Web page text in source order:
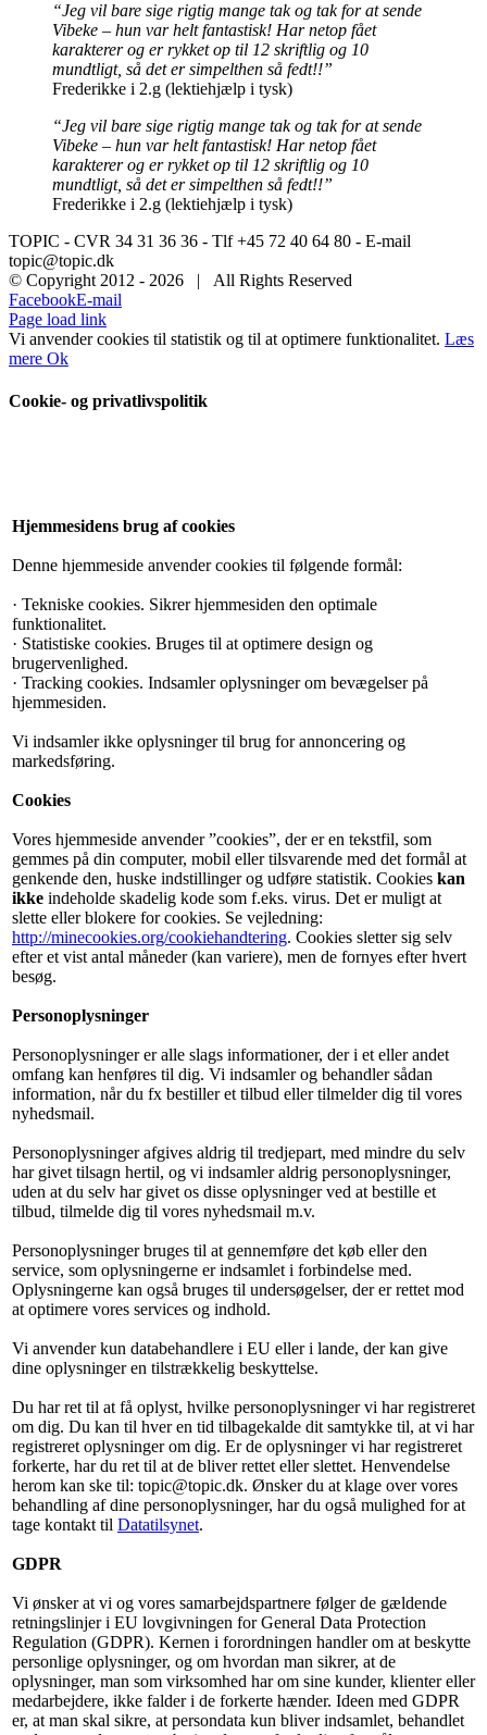
“Jeg vil bare sige rigtig mange tak og tak for at sende
Vibeke – hun var helt fantastisk! Har netop fået
karakterer og er rykket op til 12 skriftlig og 10
mundtligt, så det er simpelthen så fedt!!”
Frederikke i 2.g (lektiehjælp i tysk)
“Jeg vil bare sige rigtig mange tak og tak for at sende
Vibeke – hun var helt fantastisk! Har netop fået
karakterer og er rykket op til 12 skriftlig og 10
mundtligt, så det er simpelthen så fedt!!”
Frederikke i 2.g (lektiehjælp i tysk)
TOPIC - CVR 34 31 36 36 - Tlf +45 72 40 64 80 - E-mail
topic@topic.dk
© Copyright 2012 - 2026 | All Rights Reserved
FacebookE-mail
Page load link
Vi anvender cookies til statistik og til at optimere funktionalitet. Læs
mere Ok
Cookie- og privatlivspolitik
Hjemmesidens brug af cookies
Denne hjemmeside anvender cookies til følgende formål:
· Tekniske cookies. Sikrer hjemmesiden den optimale
funktionalitet.
· Statistiske cookies. Bruges til at optimere design og
brugervenlighed.
· Tracking cookies. Indsamler oplysninger om bevægelser på
hjemmesiden.
Vi indsamler ikke oplysninger til brug for annoncering og
markedsføring.
Cookies
Vores hjemmeside anvender ”cookies”, der er en tekstfil, som
gemmes på din computer, mobil eller tilsvarende med det formål at
genkende den, huske indstillinger og udføre statistik. Cookies kan
ikke indeholde skadelig kode som f.eks. virus. Det er muligt at
slette eller blokere for cookies. Se vejledning:
http://minecookies.org/cookiehandtering. Cookies sletter sig selv
efter et vist antal måneder (kan variere), men de fornyes efter hvert
besøg.
Personoplysninger
Personoplysninger er alle slags informationer, der i et eller andet
omfang kan henføres til dig. Vi indsamler og behandler sådan
information, når du fx bestiller et tilbud eller tilmelder dig til vores
nyhedsmail.
Personoplysninger afgives aldrig til tredjepart, med mindre du selv
har givet tilsagn hertil, og vi indsamler aldrig personoplysninger,
uden at du selv har givet os disse oplysninger ved at bestille et
tilbud, tilmelde dig til vores nyhedsmail m.v.
Personoplysninger bruges til at gennemføre det køb eller den
service, som oplysningerne er indsamlet i forbindelse med.
Oplysningerne kan også bruges til undersøgelser, der er rettet mod
at optimere vores services og indhold.
Vi anvender kun databehandlere i EU eller i lande, der kan give
dine oplysninger en tilstrækkelig beskyttelse.
Du har ret til at få oplyst, hvilke personoplysninger vi har registreret
om dig. Du kan til hver en tid tilbagekalde dit samtykke til, at vi har
registreret oplysninger om dig. Er de oplysninger vi har registreret
forkerte, har du ret til at de bliver rettet eller slettet. Henvendelse
herom kan ske til: topic@topic.dk. Ønsker du at klage over vores
behandling af dine personoplysninger, har du også mulighed for at
tage kontakt til Datatilsynet.
GDPR
Vi ønsker at vi og vores samarbejdspartnere følger de gældende
retningslinjer i EU lovgivningen for General Data Protection
Regulation (GDPR). Kernen i forordningen handler om at beskytte
personlige oplysninger, og om hvordan man sikrer, at de
oplysninger, man som virksomhed har om sine kunder, klienter eller
medarbejdere, ikke falder i de forkerte hænder. Ideen med GDPR
er, at man skal sikre, at persondata kun bliver indsamlet, behandlet